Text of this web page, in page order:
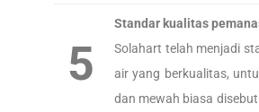
5
Standar kualitas
Solahart telah menjadi
air yang berkualitas,
dan mewah biasa